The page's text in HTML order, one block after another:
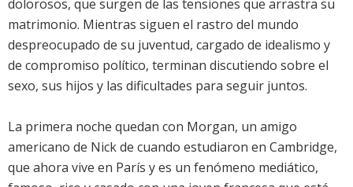
dolorosos, que surgen de las tensiones que arrastra su
matrimonio. Mientras siguen el rastro del mundo
despreocupado de su juventud, cargado de idealismo y
de compromiso político, terminan discutiendo sobre el
sexo, sus hijos y las dificultades para seguir juntos.
La primera noche quedan con Morgan, un amigo
americano de Nick de cuando estudiaron en Cambridge,
que ahora vive en París y es un fenómeno mediático,